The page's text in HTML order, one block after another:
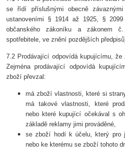
se řídí příslušnými obecně
ustanoveními § 1914 až 1925, §
občanského zákoníku a zákonem
spotřebitele, ve znění pozdějších
7.2 Prodávající odpovídá kupujícímu, že
Zejména prodávající odpovídá
zboží převzal:
má zboží vlastnosti, které si
má takové vlastnosti, které
nebo které kupující očekával s
základě reklamy jimi prováděné,
se zboží hodí k účelu, který pro
nebo ke kterému se zboží tohoto